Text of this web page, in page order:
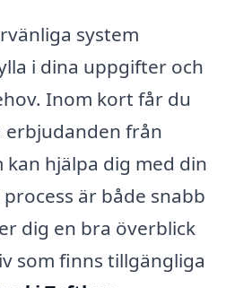
system
i dina uppgifter och
Inom kort får du
från
hjälpa dig med din
är både snabb
dig en bra överblick
som finns tillgängliga